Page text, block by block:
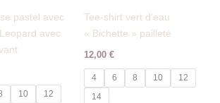
pastel avec
avec
10
12
Tee-shirt vert d’eau
« Bichette » pailleté
12,00 €
4 6 8 10
12
14